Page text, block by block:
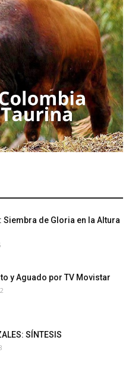
Siembra de Gloria en la Altura
y Aguado por TV Movistar
SÍNTESIS